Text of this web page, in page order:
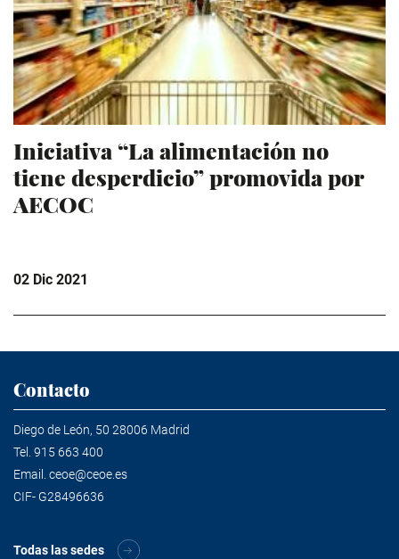
Iniciativa “La alimentación no
tiene desperdicio” promovida por
AECOC
02 Dic 2021
Contacto
Diego de León, 50 28006 Madrid
Tel. 915 663 400
Email. ceoe@ceoe.es
CIF- G28496636
Todas las sedes